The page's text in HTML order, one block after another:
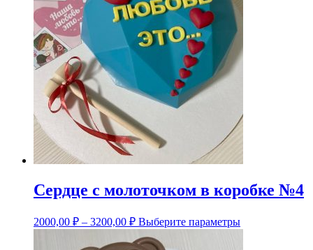
Сердце с молоточком в коробке №4
2000,00 ₽ – 3200,00 ₽ Выберите параметрыЭтот
товар